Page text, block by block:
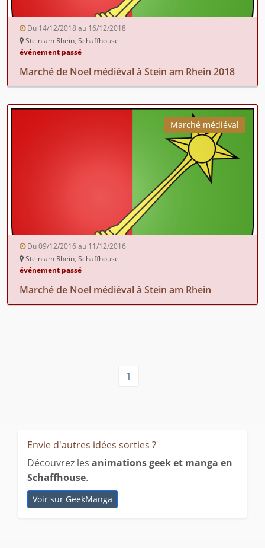
Du 14/12/2018 au 16/12/2018
Stein am Rhein, Schaffhouse
événement passé
Marché de Noel médiéval à Stein am Rhein 2018
Marché médiéval
Du 09/12/2016 au 11/12/2016
Stein am Rhein, Schaffhouse
événement passé
Marché de Noel médiéval à Stein am Rhein
1
Envie d'autres idées sorties ?
Découvrez les animations geek et manga en
Schaffhouse.
Voir sur GeekManga